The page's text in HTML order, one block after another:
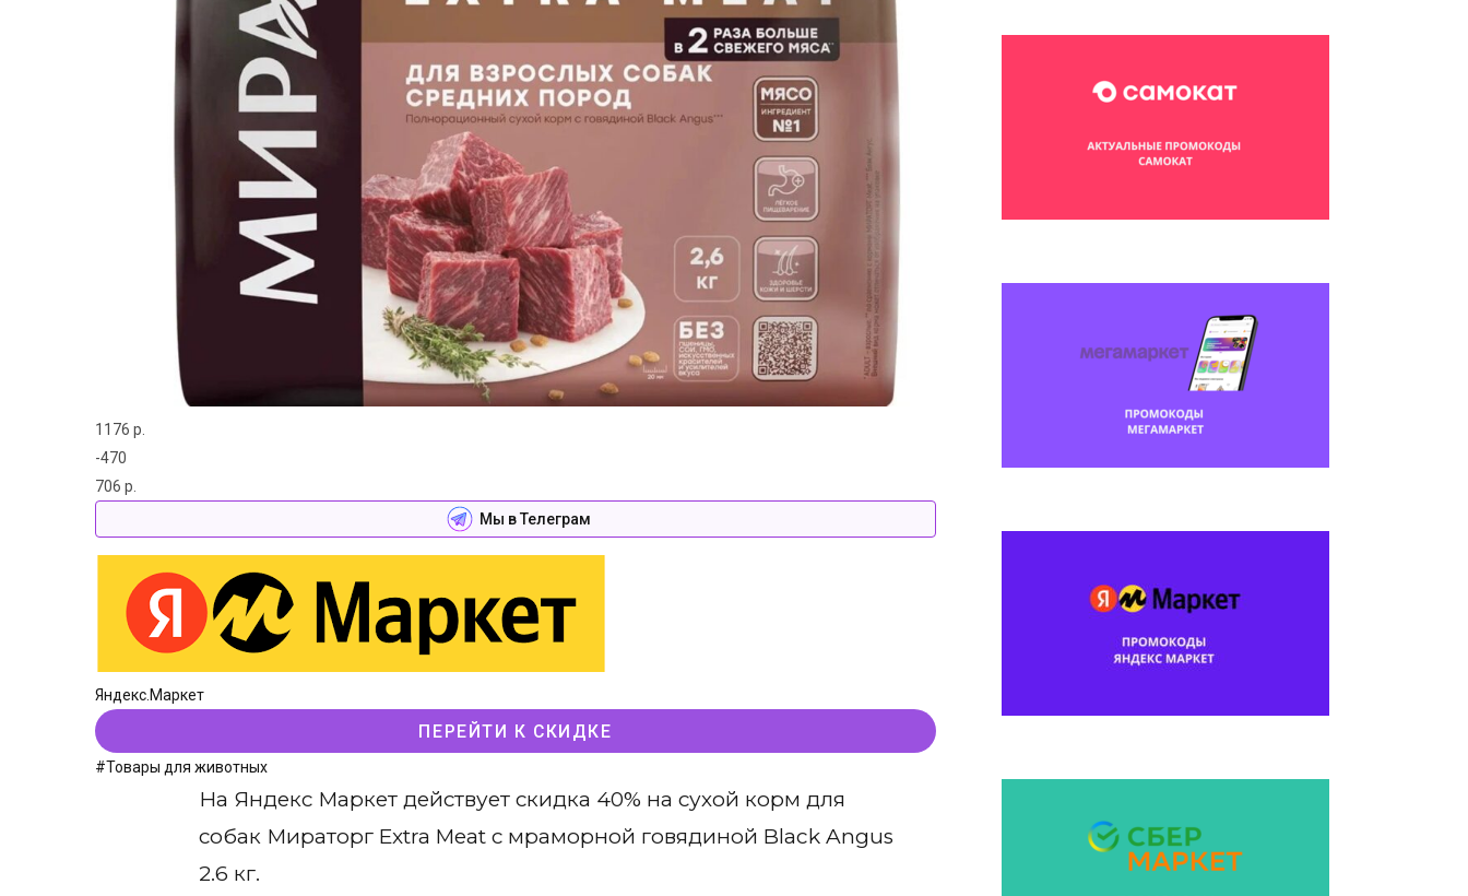
1176 р.
-470
706 р.
Мы в Телеграм
Яндекс.Маркет
ПЕРЕЙТИ К СКИДКЕ
#Товары для животных
На Яндекс Маркет действует скидка 40% на сухой корм для
собак Мираторг Extra Meat с мраморной говядиной Black Angus
2.6 кг.